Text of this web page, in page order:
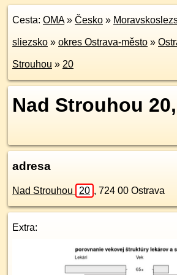
Cesta: OMA» Česko »
sliezsko » okres Ostrava-město »
Strouhou » 20
Nad Strouhou
adresa
Nad Strouhou 20 , 724 00 Ostrava
Extra: